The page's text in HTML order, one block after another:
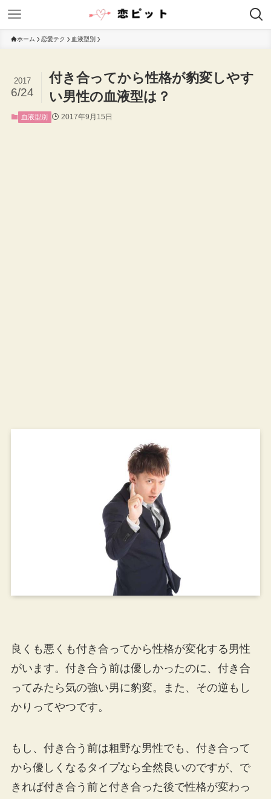
ホーム 恋愛テク 血液型別
付き合ってから性格が豹変しやす
い男性の血液型は？
2017
6/24
血液型別 2017年9月15日
良くも悪くも付き合ってから性格が変化する男性
がいます。付き合う前は優しかったのに、付き合
ってみたら気の強い男に豹変。また、その逆もし
かりってやつです。
もし、付き合う前は粗野な男性でも、付き合って
から優しくなるタイプなら全然良いのですが、で
きれば付き合う前と付き合った後で性格が変わっ